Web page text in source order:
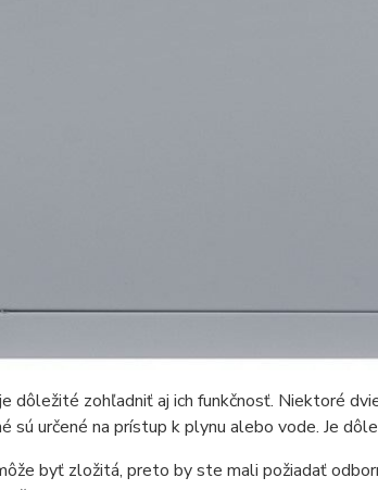
dôležité zohľadniť aj ich funkčnosť. Niektoré
sú určené na prístup k plynu alebo vode. Je
byť zložitá, preto by ste mali požiadať